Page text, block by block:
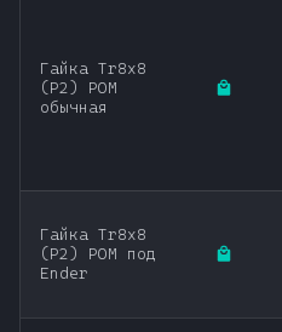
Гайка Tr8x8
(P2) POM
обычная
Гайка Tr8x8
(P2) POM под
Ender